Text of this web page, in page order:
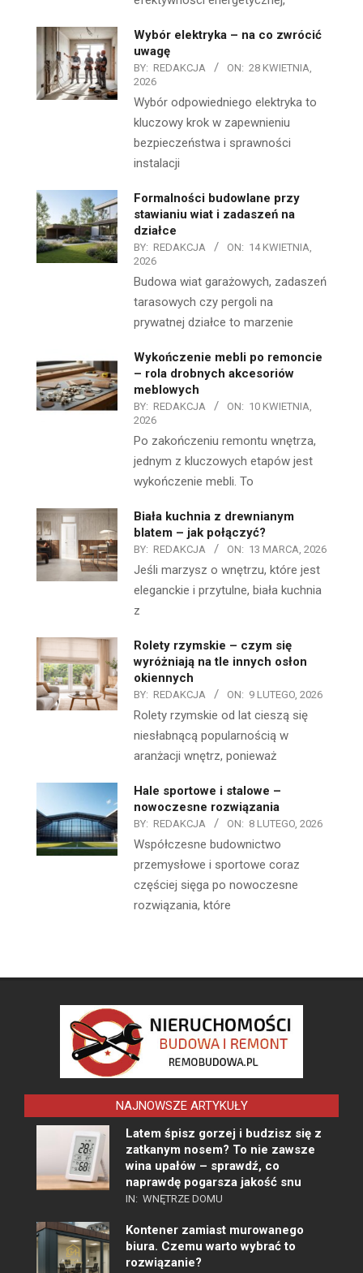
Wybór elektryka – na co zwrócić
uwagę
BY: REDAKCJA ON: 28 KWIETNIA,
2026
Wybór odpowiedniego elektryka to
kluczowy krok w zapewnieniu
bezpieczeństwa i sprawności
instalacji
Formalności budowlane przy
stawianiu wiat i zadaszeń na
działce
BY: REDAKCJA ON: 14 KWIETNIA,
2026
Budowa wiat garażowych, zadaszeń
tarasowych czy pergoli na
prywatnej działce to marzenie
Wykończenie mebli po remoncie
– rola drobnych akcesoriów
meblowych
BY: REDAKCJA ON: 10 KWIETNIA,
2026
Po zakończeniu remontu wnętrza,
jednym z kluczowych etapów jest
wykończenie mebli. To
Biała kuchnia z drewnianym
blatem – jak połączyć?
BY: REDAKCJA ON: 13 MARCA, 2026
Jeśli marzysz o wnętrzu, które jest
eleganckie i przytulne, biała kuchnia
z
Rolety rzymskie – czym się
wyróżniają na tle innych osłon
okiennych
BY: REDAKCJA ON: 9 LUTEGO, 2026
Rolety rzymskie od lat cieszą się
niesłabnącą popularnością w
aranżacji wnętrz, ponieważ
Hale sportowe i stalowe –
nowoczesne rozwiązania
BY: REDAKCJA ON: 8 LUTEGO, 2026
Współczesne budownictwo
przemysłowe i sportowe coraz
częściej sięga po nowoczesne
rozwiązania, które
NAJNOWSZE ARTYKUŁY
Latem śpisz gorzej i budzisz się z
zatkanym nosem? To nie zawsze
wina upałów – sprawdź, co
naprawdę pogarsza jakość snu
IN: WNĘTRZE DOMU
Kontener zamiast murowanego
biura. Czemu warto wybrać to
rozwiązanie?